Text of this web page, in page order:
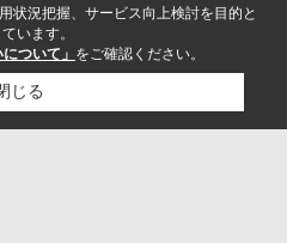
状況把握、サービス向上検討を目的と
います。
ついて」 をご確認ください。
じる